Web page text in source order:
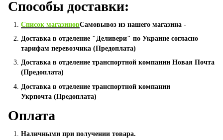
Способы доставки:
Список магазиновСамовывоз из нашего магазина -
Доставка в отделение "Деливери" по Украине согласно
тарифам перевозчика (Предоплата)
Доставка в отделение транспортной компании Новая Почта
(Предоплата)
Доставка в отделение транспортной компании
Укрпочта (Предоплата)
Оплата
Наличными при получении товара.